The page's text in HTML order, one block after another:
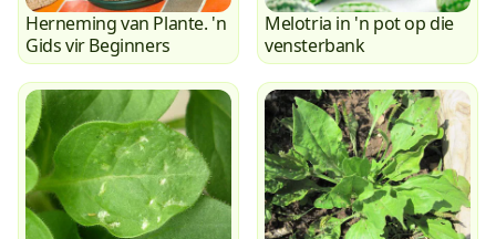
Herneming van Plante. 'n
Gids vir Beginners
Melotria in 'n pot op die
vensterbank